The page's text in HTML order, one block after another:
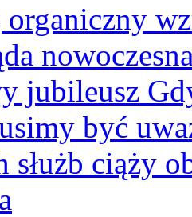
organiczny
jubileusz
być
służb ciąży